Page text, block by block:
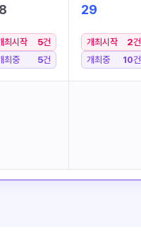
최시작 5건
최중
5건
29
개최시작 2건
개최중
10건